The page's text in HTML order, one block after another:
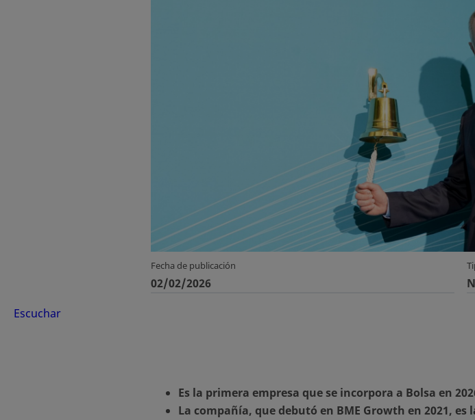
Fecha de publicación
02/02/2026
Escuchar
Es la primera empresa que se incorpora a Bolsa en
La compañía, que debutó en BME Growth en 2021,